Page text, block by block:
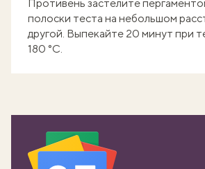
Противень застелите
полоски теста на небольшом
другой. Выпекайте 20 минут при
180 °С.